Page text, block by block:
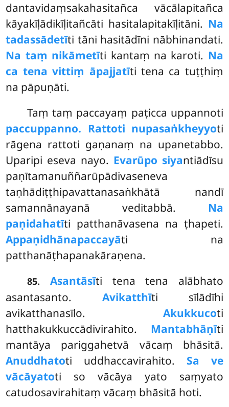
dantavidaṃsakahasitañca vācālapitañca
kāyakīḷādikīḷitañcāti hasitalapitakīḷitāni. Na
tadassādetīti tāni hasitādīni nābhinandati.
Na taṃ nikāmetīti kantaṃ na karoti. Na
ca tena vittiṃ āpajjatīti tena ca tuṭṭhiṃ
na pāpuṇāti.
Taṃtaṃ paccayaṃ paṭicca uppannoti
paccuppanno. Rattoti nupasaṅkheyyoti
rāgena rattoti gaṇanaṃ na upanetabbo.
Uparipi eseva nayo. Evarūpo siyantiādīsu
paṇītamanuññarūpādivaseneva
taṇhādiṭṭhipavattanasaṅkhātā nandī
samannānayanā veditabbā. Na
paṇidahatīti patthanāvasena na ṭhapeti.
Appaṇidhānapaccayāti na
patthanāṭhapanakāraṇena.
85.Asantāsīti tena tena alābhato
asantasanto. Avikatthīti sīlādīhi
avikatthanasīlo. Akukkucoti
hatthakukkuccādivirahito. Mantabhāṇīti
mantāya pariggahetvā vācaṃ bhāsitā.
Anuddhatoti uddhaccavirahito. Sa ve
vācāyatoti so vācāya yato saṃyato
catudosavirahitaṃ vācaṃ bhāsitā hoti.